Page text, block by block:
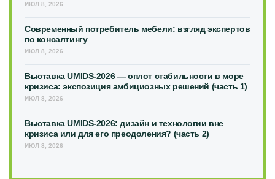
ИЮЛ 8, 2026
Современный потребитель мебели: взгляд экспертов
по консалтингу
ИЮЛ 8, 2026
Выставка UMIDS-2026 — оплот стабильности в море
кризиса: экспозиция амбициозных решений (часть 1)
ИЮЛ 8, 2026
Выставка UMIDS-2026: дизайн и технологии вне
кризиса или для его преодоления? (часть 2)
ИЮЛ 8, 2026